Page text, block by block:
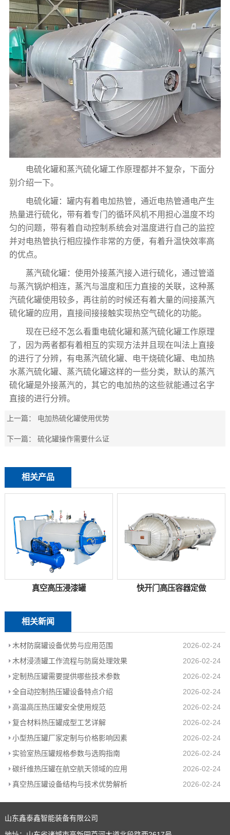
电硫化罐和蒸汽硫化罐工作原理都并不复杂，下面分
别介绍一下。
电硫化罐：罐内有着电加热管，通近电热管通电产生
热量进行硫化，带有着专门的循环风机不用担心温度不均
匀的问题，带有着自动控制系统会对温度进行自己的监控
并对电热管执行相应操作非常的方便，有着升温快效率高
的优点。
蒸汽硫化罐：使用外接蒸汽接入进行硫化，通过管道
与蒸汽锅炉相连，蒸汽与温度和压力直接的关联，这种蒸
汽硫化罐使用较多，再往前的时候还有着大量的间接蒸汽
硫化罐的应用，直接间接接触实现热空气硫化的功能。
现在已经不怎么看重电硫化罐和蒸汽硫化罐工作原理
了，因为两者都有着相互的实现方法并且现在叫法上直接
的进行了分辨，有电蒸汽硫化罐、电干烧硫化罐、电加热
水蒸汽硫化罐、蒸汽硫化罐这样的一些分类，默认的蒸汽
硫化罐是外接蒸汽的，其它的电加热的这些就能通过名字
直接的进行分辨。
上一篇： 电加热硫化罐使用优势
下一篇：硫化罐操作需要什么证
相关产品
真空高压浸漆罐 快开门高压容器定做
相关新闻
木材防腐罐设备优势与应用范围
2026-02-24
木材浸渍罐工作流程与防腐处理效果
2026-02-24
定制热压罐需要提供哪些技术参数
2026-02-24
全自动控制热压罐设备特点介绍
2026-02-24
高温高压热压罐安全使用规范
2026-02-24
复合材料热压罐成型工艺详解
2026-02-24
小型热压罐厂家定制与价格影响因素
2026-02-24
实验室热压罐规格参数与选购指南
2026-02-24
碳纤维热压罐在航空航天领域的应用
2026-02-24
真空热压罐设备结构与技术优势解析
2026-02-24
山东鑫泰鑫智能装备有限公司